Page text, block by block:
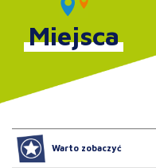
Miejsca
Warto zobaczyć